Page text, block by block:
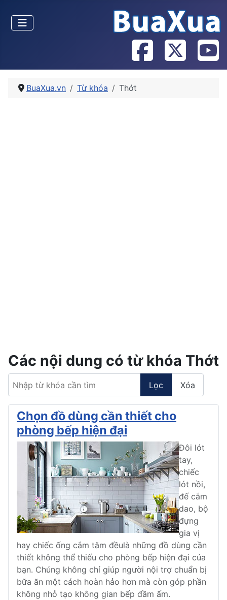
BuaXua.vn Từ khóa Thớt
Các nội dung có từ khóa Thớt
Nhập từ khóa cần tìm
Lọc Xóa
Chọn đồ dùng cần thiết cho
phòng bếp hiện đại
Đôi lót
tay,
chiếc
lót nồi,
đế cắm
dao, bộ
đựng
gia vị
hay chiếc ống cắm tăm đềulà những đồ dùng cần
thiết không thể thiếu cho phòng bếp hiện đại của
bạn. Chúng không chỉ giúp người nội trợ chuẩn bị
bữa ăn một cách hoàn hảo hơn mà còn góp phần
không nhỏ tạo không gian bếp đầm ấm.